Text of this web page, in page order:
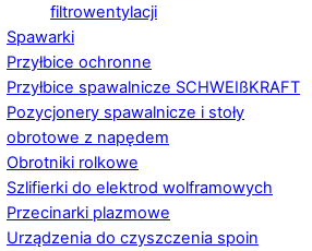
filtrowentylacji
Spawarki
Przyłbice ochronne
Przyłbice spawalnicze SCHWEIßKRAFT
Pozycjonery spawalnicze i stoły
obrotowe z napędem
Obrotniki rolkowe
Szlifierki do elektrod wolframowych
Przecinarki plazmowe
Urządzenia do czyszczenia spoin